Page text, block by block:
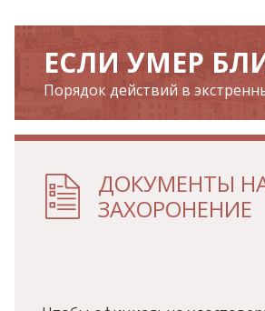
ЕСЛИ УМЕР
Порядок действий в
ДОКУМЕНТЫ
ЗАХОРОНЕНИЕ